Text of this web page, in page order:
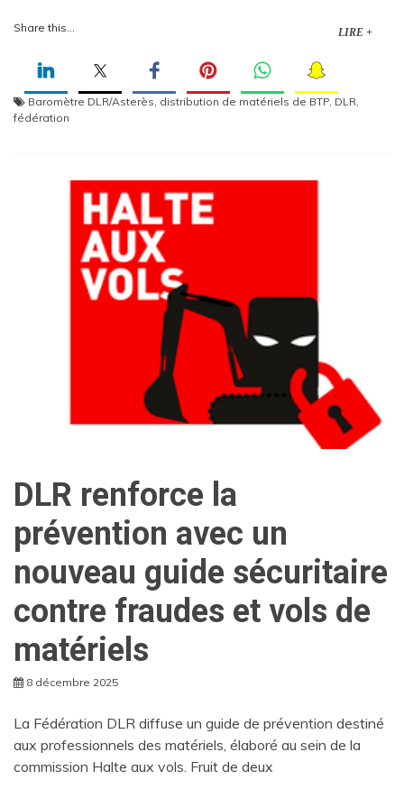
Share this... LIRE +
Baromètre DLR/Asterès distribution de matériels de BTP DLR
fédération
DLR renforce la
prévention avec un
nouveau guide sécuritaire
contre fraudes et vols de
matériels
8 décembre 2025
La Fédération DLR diffuse un guide de prévention destiné
aux professionnels des matériels, élaboré au sein de la
commission Halte aux vols. Fruit de deux